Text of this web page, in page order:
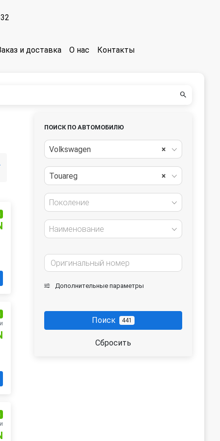
и доставка О нас Контакты
ПОИСК ПО АВТОМОБИЛЮ
×
Volkswagen
×
Touareg
Поколение
Наименование
Дополнительные параметры
Поиск 441
Сбросить